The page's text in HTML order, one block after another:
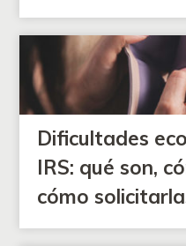
Dificultades
IRS: qué son,
cómo